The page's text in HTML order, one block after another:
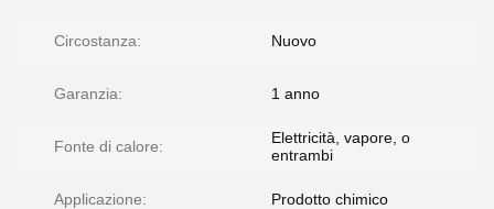
Circostanza: Nuovo
Garanzia: 1 anno
Fonte di calore:
Elettricità, vapore, o
entrambi
Applicazione: Prodotto chimico